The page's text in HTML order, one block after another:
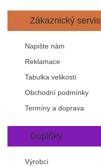
Zákaznický servis
Napište nám
Reklamace
Tabulka velikostí
Obchodní podmínky
Termíny a doprava
Doplňky
Výrobci